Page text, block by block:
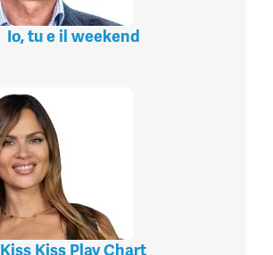
Io, tu e il weekend
Kiss Kiss Play Chart